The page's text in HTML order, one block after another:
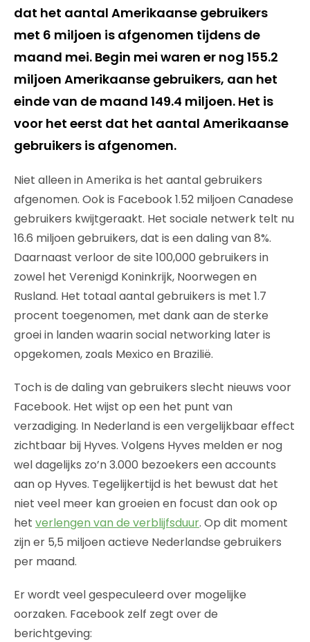
dat het aantal Amerikaanse gebruikers
met 6 miljoen is afgenomen tijdens de
maand mei. Begin mei waren er nog 155.2
miljoen Amerikaanse gebruikers, aan het
einde van de maand 149.4 miljoen. Het is
voor het eerst dat het aantal Amerikaanse
gebruikers is afgenomen.
Niet alleen in Amerika is het aantal gebruikers
afgenomen. Ook is Facebook 1.52 miljoen Canadese
gebruikers kwijtgeraakt. Het sociale netwerk telt nu
16.6 miljoen gebruikers, dat is een daling van 8%.
Daarnaast verloor de site 100,000 gebruikers in
zowel het Verenigd Koninkrijk, Noorwegen en
Rusland. Het totaal aantal gebruikers is met 1.7
procent toegenomen, met dank aan de sterke
groei in landen waarin social networking later is
opgekomen, zoals Mexico en Brazilië.
Toch is de daling van gebruikers slecht nieuws voor
Facebook. Het wijst op een het punt van
verzadiging. In Nederland is een vergelijkbaar effect
zichtbaar bij Hyves. Volgens Hyves melden er nog
wel dagelijks zo’n 3.000 bezoekers een accounts
aan op Hyves. Tegelijkertijd is het bewust dat het
niet veel meer kan groeien en focust dan ook op
het verlengen van de verblijfsduur. Op dit moment
zijn er 5,5 miljoen actieve Nederlandse gebruikers
per maand.
Er wordt veel gespeculeerd over mogelijke
oorzaken. Facebook zelf zegt over de
berichtgeving: